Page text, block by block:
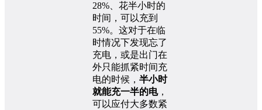
28%、花半小时的
时间，可以充到
55%。这对于在临
时情况下发现忘了
充电，或是出门在
外只能抓紧时间充
电的时候， 半小时
就能充一半的电，
可以应付大多数紧